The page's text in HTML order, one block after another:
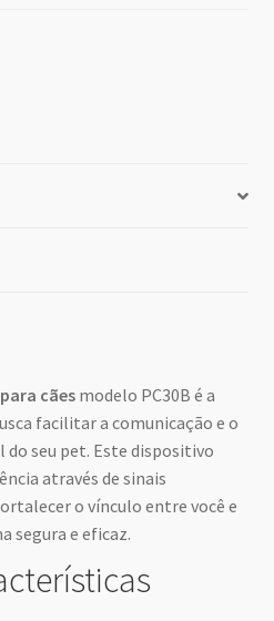
cãesmodelo PC30B é a
facilitar a comunicação e o
seu pet. Este dispositivo
através de sinais
o vínculo entre você e
segura e eficaz.